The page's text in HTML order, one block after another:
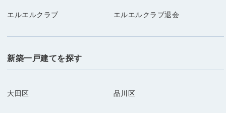
エルエルクラブ エルエルクラブ退会
新築一戸建てを探す
大田区 品川区